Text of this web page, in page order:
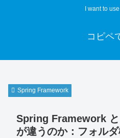
I want to
コピペ
Spring Framework
Spring Framework
が違うのか：フォル